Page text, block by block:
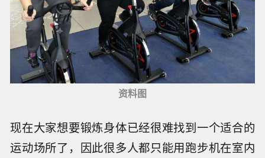
资料图
现在大家想要锻炼身体已经很难找到一个适合的
运动场所了，因此很多人都只能用跑步机在室内